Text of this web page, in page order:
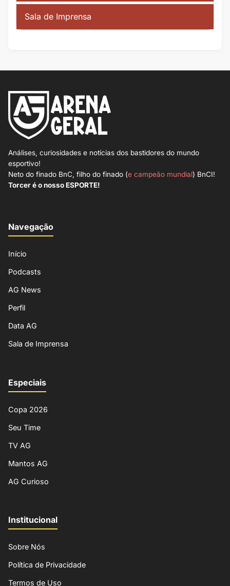
Sala de Imprensa
Análises, curiosidades e notícias dos bastidores do mundo
esportivo!
Neto do finado BnC, filho do finado (e campeão mundial) BnCI!
Torcer é o nosso ESPORTE!
Navegação
Início
Podcasts
AG News
Perfil
Data AG
Sala de Imprensa
Especiais
Copa 2026
Seu Time
TV AG
Mantos AG
AG Curioso
Institucional
Sobre Nós
Política de Privacidade
Termos de Uso